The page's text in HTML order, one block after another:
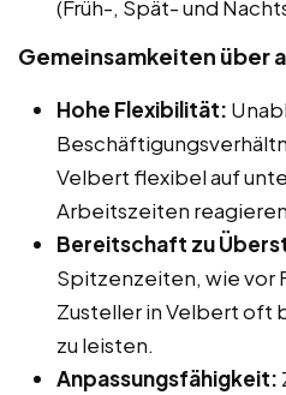
(Früh-, Spät- und
Gemeinsamkeiten über
Hohe Flexibilität:
Velbert flexibel auf
Arbeitszeiten
Bereitschaft zu
Spitzenzeiten, wie vor
Zusteller in Velbert oft
zu leisten.
Anpassungsfähigkeit: